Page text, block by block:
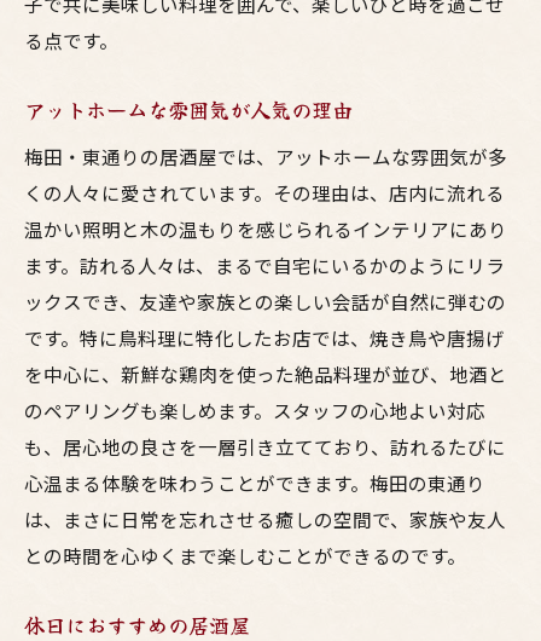
る点です。
アットホームな雰囲気が人気の理由
梅田・東通りの居酒屋では、アットホームな雰囲気が多
くの人々に愛されています。その理由は、店内に流れる
温かい照明と木の温もりを感じられるインテリアにあり
ます。訪れる人々は、まるで自宅にいるかのようにリラ
ックスでき、友達や家族との楽しい会話が自然に弾むの
です。特に鳥料理に特化したお店では、焼き鳥や唐揚げ
を中心に、新鮮な鶏肉を使った絶品料理が並び、地酒と
のペアリングも楽しめます。スタッフの心地よい対応
も、居心地の良さを一層引き立てており、訪れるたびに
心温まる体験を味わうことができます。梅田の東通り
は、まさに日常を忘れさせる癒しの空間で、家族や友人
との時間を心ゆくまで楽しむことができるのです。
休日におすすめの居酒屋